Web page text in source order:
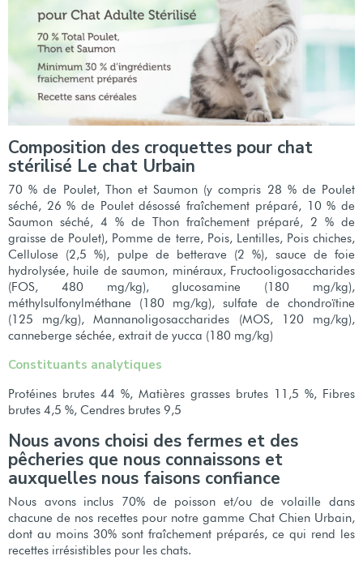
Composition des croquettes pour chat
stérilisé Le chat Urbain
70 % de Poulet, Thon et Saumon (y compris 28 % de Poulet
séché, 26 % de Poulet désossé fraîchement préparé, 10 % de
Saumon séché, 4 % de Thon fraîchement préparé, 2 % de
graisse de Poulet), Pomme de terre, Pois, Lentilles, Pois chiches,
Cellulose (2,5 %), pulpe de betterave (2 %), sauce de foie
hydrolysée, huile de saumon, minéraux, Fructooligosaccharides
(FOS, 480 mg/kg), glucosamine (180 mg/kg),
méthylsulfonylméthane (180 mg/kg), sulfate de chondroïtine
(125 mg/kg), Mannanoligosaccharides (MOS, 120 mg/kg),
canneberge séchée, extrait de yucca (180 mg/kg)
Constituants analytiques
Protéines brutes 44 %, Matières grasses brutes 11,5 %, Fibres
brutes 4,5 %, Cendres brutes 9,5
Nous avons choisi des fermes et des
pêcheries que nous connaissons et
auxquelles nous faisons confiance
Nous avons inclus 70% de poisson et/ou de volaille dans
chacune de nos recettes pour notre gamme Chat Chien Urbain,
dont au moins 30% sont fraîchement préparés, ce qui rend les
recettes irrésistibles pour les chats.